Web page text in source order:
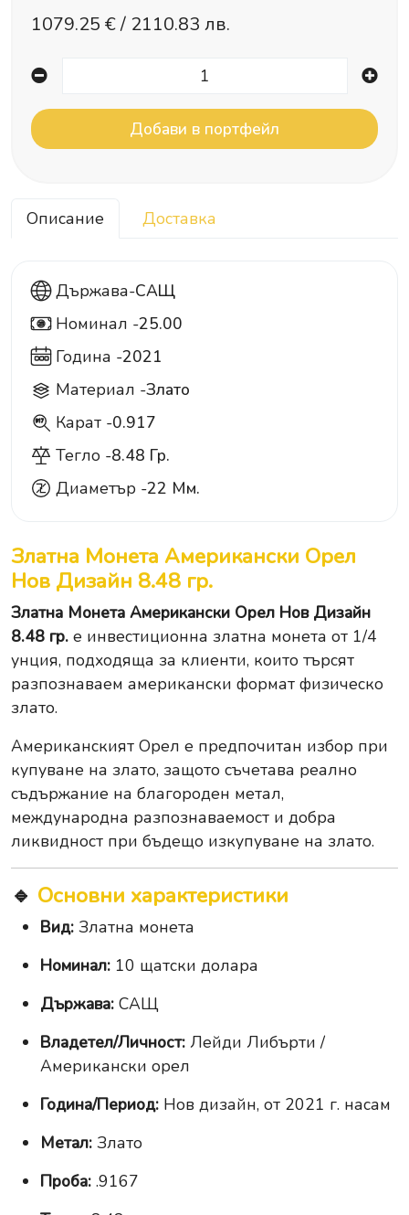
1079.25 € / 2110.83 лв.
Описание Доставка
Държава-САЩ
25 Номинал -25.00
Година -2021
Материал -Злато
917 Карат -0.917
Тегло -8.48 Гр.
Диаметър -22 Мм.
Златна Монета Американски Орел
Нов Дизайн 8.48 гр.
Златна Монета Американски Орел Нов Дизайн
8.48 гр. е инвестиционна златна монета от 1/4
унция, подходяща за клиенти, които търсят
разпознаваем американски формат физическо
злато.
Американският Орел е предпочитан избор при
купуване на злато, защото съчетава реално
съдържание на благороден метал,
международна разпознаваемост и добра
ликвидност при бъдещо изкупуване на злато.
🔹 Основни характеристики
Вид: Златна монета
Номинал: 10 щатски долара
Държава: САЩ
Владетел/Личност: Лейди Либърти /
Американски орел
Година/Период: Нов дизайн, от 2021 г. насам
Метал: Злато
Проба: .9167